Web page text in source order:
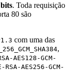
. Toda requisição
80 são
com uma das
,
AES128-GCM-
RSA-AES256-GCM-